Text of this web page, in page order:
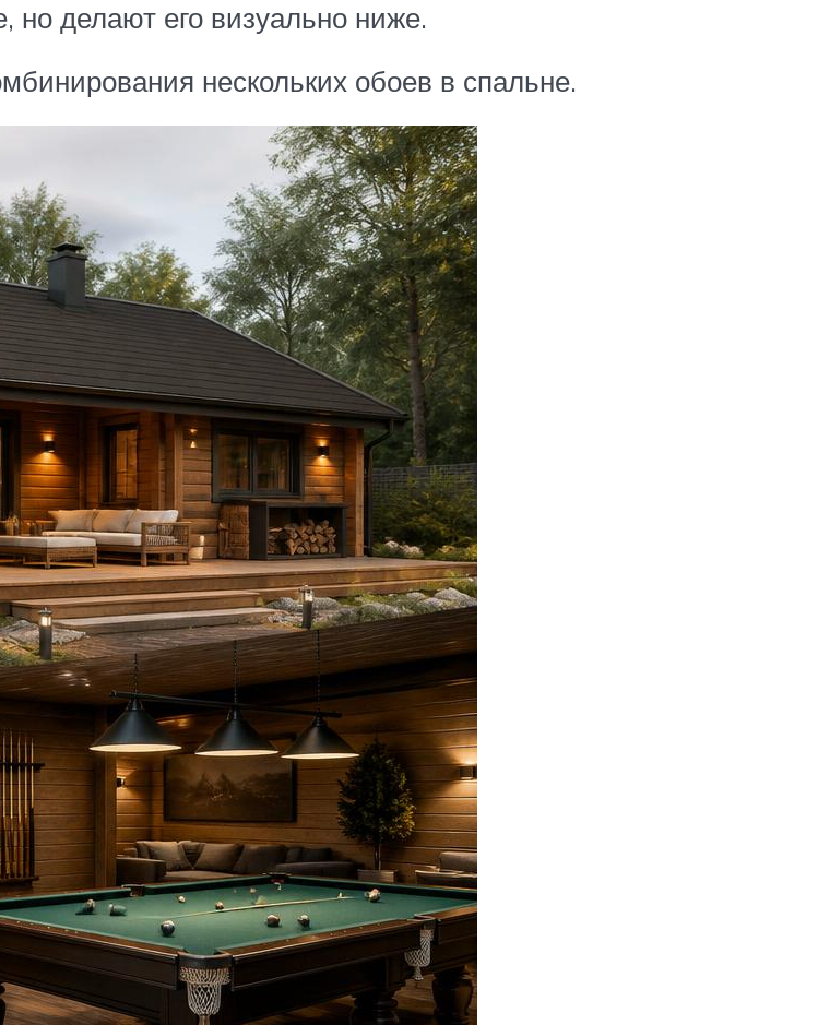
делают его визуально ниже.
нескольких обоев в спальне.